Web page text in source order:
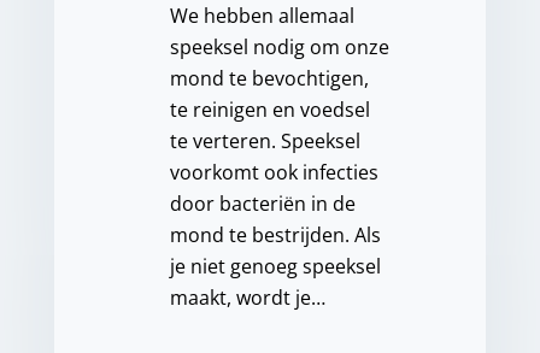
We hebben allemaal
speeksel nodig om onze
mond te bevochtigen,
te reinigen en voedsel
te verteren. Speeksel
voorkomt ook infecties
door bacteriën in de
mond te bestrijden. Als
je niet genoeg speeksel
maakt, wordt je…